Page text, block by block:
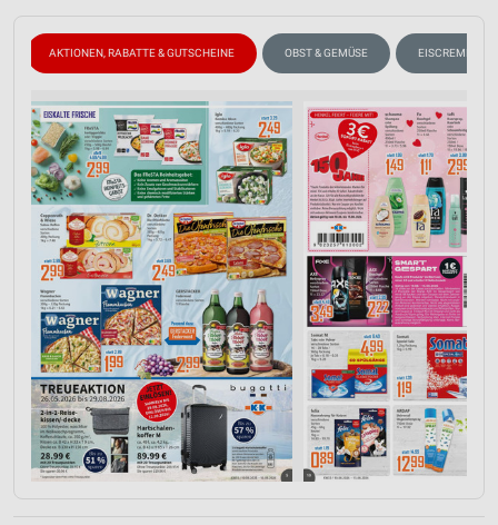
AKTIONEN, RABATTE & GUTSCHEINE OBST & GEMÜSE EISCREME